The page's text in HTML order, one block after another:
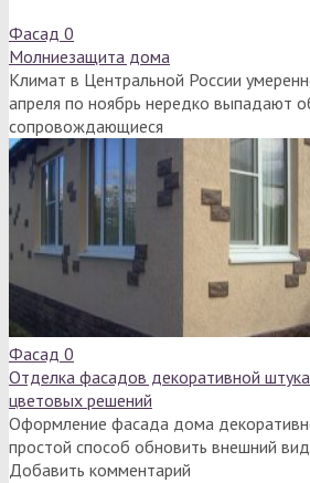
Фасад 0
Молниезащита дома
Климат в Центральной России
апреля по ноябрь нередко выпадают
сопровождающиеся
Фасад 0
Отделка фасадов декоративной
цветовых решений
Оформление фасада дома
простой способ обновить внешний
Добавить комментарий